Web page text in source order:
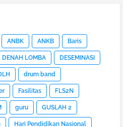
ANBK ANKB Baris
DENAH LOMBA DESEMINASI
drum band
Fasilitas FLS2N
guru GUSLAH 2
Hari Pendidikan Nasional